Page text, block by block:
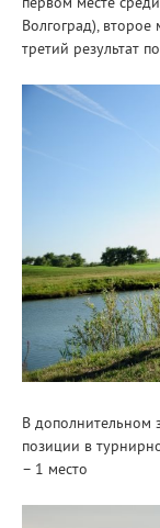
Волгоград),
третий результат
В дополнительном
позиции в
– 1 место